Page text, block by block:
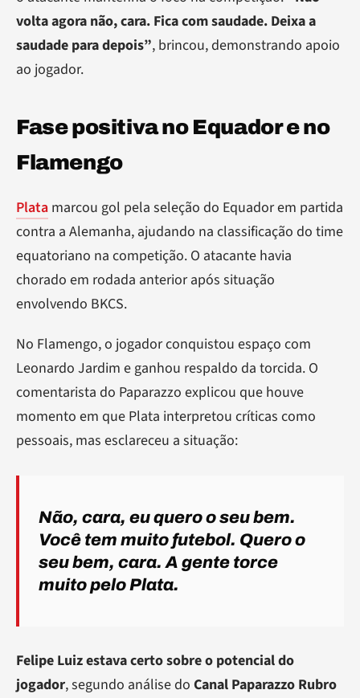
volta agora não, cara. Fica com saudade. Deixa a
saudade para depois”, brincou, demonstrando apoio
ao jogador.
Fase positiva no Equador e no
Flamengo
Plata marcou gol pela seleção do Equador em partida
contra a Alemanha, ajudando na classificação do time
equatoriano na competição. O atacante havia
chorado em rodada anterior após situação
envolvendo BKCS.
No Flamengo, o jogador conquistou espaço com
Leonardo Jardim e ganhou respaldo da torcida. O
comentarista do Paparazzo explicou que houve
momento em que Plata interpretou críticas como
pessoais, mas esclareceu a situação:
Não, cara, eu quero o seu bem.
Você tem muito futebol. Quero o
seu bem, cara. A gente torce
muito pelo Plata.
Felipe Luiz estava certo sobre o potencial do
jogador, segundo análise do Canal Paparazzo Rubro